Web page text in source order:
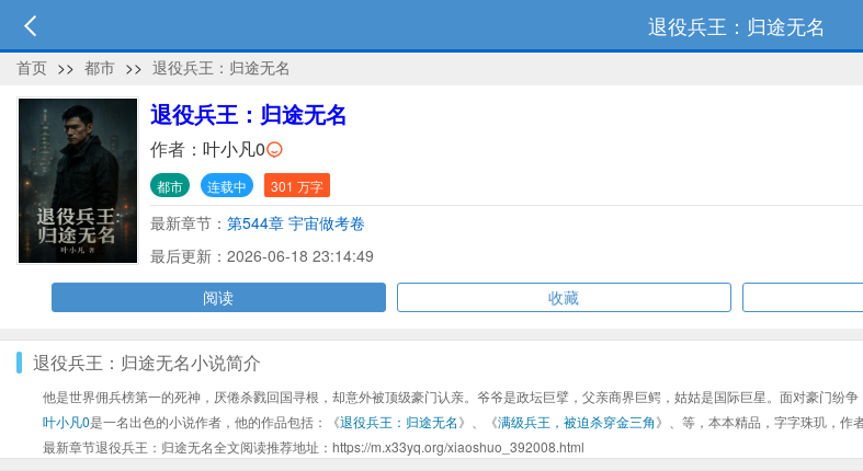
退役兵王：归途无名
首页 >> 都市 >> 退役兵王：归途无名
退役兵王：归途无名
作者： 叶小凡0
都市 连载中 301 万字
最新章节： 第544章 宇宙做考卷
最后更新：2026-06-18 23:14:49
阅读
收藏
退役兵王：归途无名小说简介
他是世界佣兵榜第一的死神，厌倦杀戮回国寻根，却意外被顶级豪门认亲。爷爷是政坛巨擘，父亲商界巨鳄，姑姑是国际巨星。面对豪门纷
叶小凡0是一名出色的小说作者，他的作品包括：《退役兵王：归途无名》、《满级兵王，被迫杀穿金三角》、等，本本精品，字字珠玑，作
最新章节退役兵王：归途无名全文阅读推荐地址：https://m.x33yq.org/xiaoshuo_392008.html